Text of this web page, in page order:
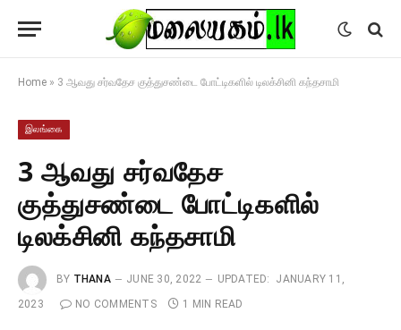
Home » 3 ஆவது சர்வதேச குத்துசண்டை போட்டிகளில் டிலக்சினி கந்தசாமி
இலங்கை
3 ஆவது சர்வதேச
குத்துசண்டை போட்டிகளில்
டிலக்சினி கந்தசாமி
BY THANA JUNE 30, 2022 UPDATED:
JANUARY 11,
2023
NO COMMENTS 1 MIN READ